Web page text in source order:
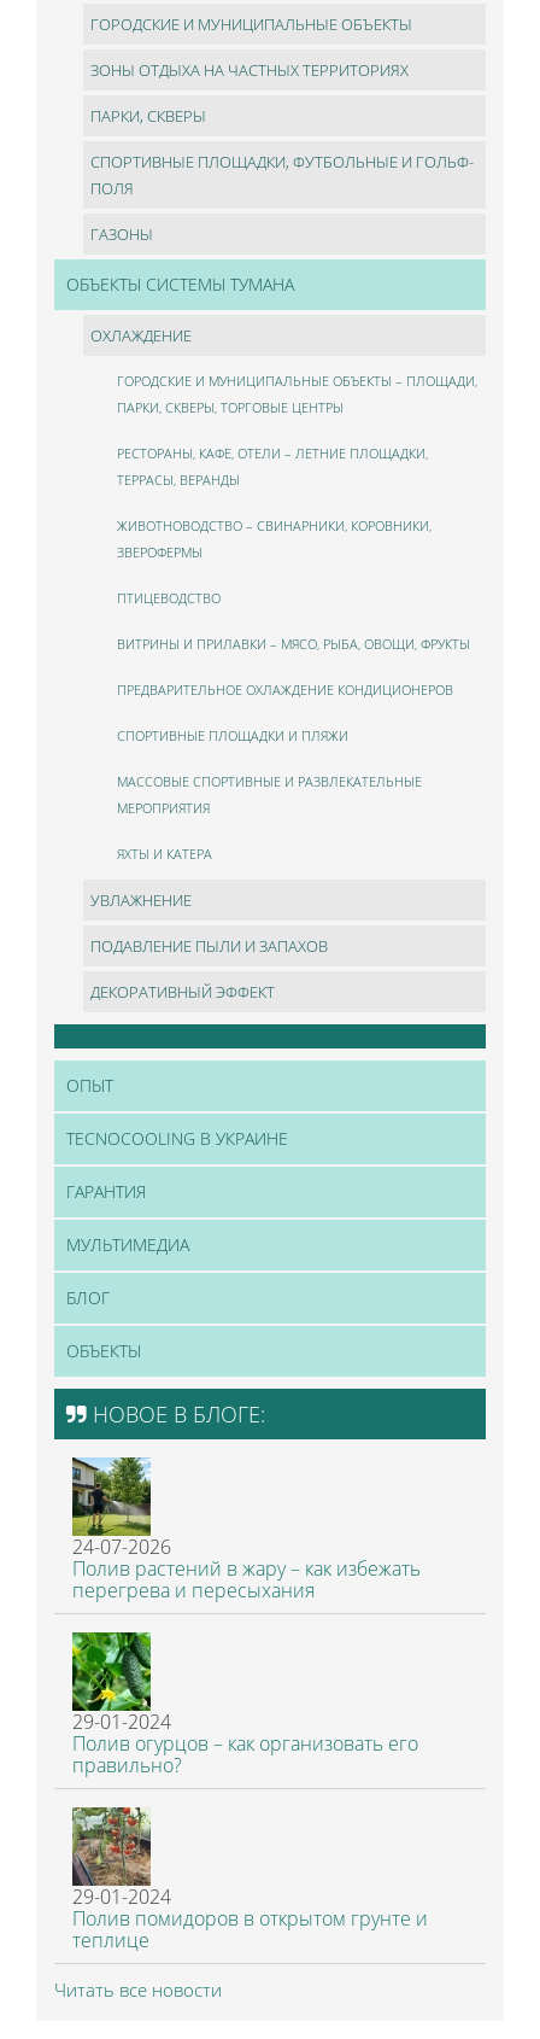
ГОРОДСКИЕ И МУНИЦИПАЛЬНЫЕ ОБЪЕКТЫ
ЗОНЫ ОТДЫХА НА ЧАСТНЫХ ТЕРРИТОРИЯХ
ПАРКИ, СКВЕРЫ
СПОРТИВНЫЕ ПЛОЩАДКИ, ФУТБОЛЬНЫЕ И ГОЛЬФ-
ПОЛЯ
ГАЗОНЫ
ОБЪЕКТЫ СИСТЕМЫ ТУМАНА
ОХЛАЖДЕНИЕ
ГОРОДСКИЕ И МУНИЦИПАЛЬНЫЕ ОБЪЕКТЫ – ПЛОЩАДИ,
ПАРКИ, СКВЕРЫ, ТОРГОВЫЕ ЦЕНТРЫ
РЕСТОРАНЫ, КАФЕ, ОТЕЛИ – ЛЕТНИЕ ПЛОЩАДКИ,
ТЕРРАСЫ, ВЕРАНДЫ
ЖИВОТНОВОДСТВО – СВИНАРНИКИ, КОРОВНИКИ,
ЗВЕРОФЕРМЫ
ПТИЦЕВОДСТВО
ВИТРИНЫ И ПРИЛАВКИ – МЯСО, РЫБА, ОВОЩИ, ФРУКТЫ
ПРЕДВАРИТЕЛЬНОЕ ОХЛАЖДЕНИЕ КОНДИЦИОНЕРОВ
СПОРТИВНЫЕ ПЛОЩАДКИ И ПЛЯЖИ
МАССОВЫЕ СПОРТИВНЫЕ И РАЗВЛЕКАТЕЛЬНЫЕ
МЕРОПРИЯТИЯ
ЯХТЫ И КАТЕРА
УВЛАЖНЕНИЕ
ПОДАВЛЕНИЕ ПЫЛИ И ЗАПАХОВ
ДЕКОРАТИВНЫЙ ЭФФЕКТ
ОПЫТ
TECNOCOOLING В УКРАИНЕ
ГАРАНТИЯ
МУЛЬТИМЕДИА
БЛОГ
ОБЪЕКТЫ
НОВОЕ В БЛОГЕ:
24-07-2026
Полив растений в жару – как избежать
перегрева и пересыхания
29-01-2024
Полив огурцов – как организовать его
правильно?
29-01-2024
Полив помидоров в открытом грунте и
теплице
Читать все новости